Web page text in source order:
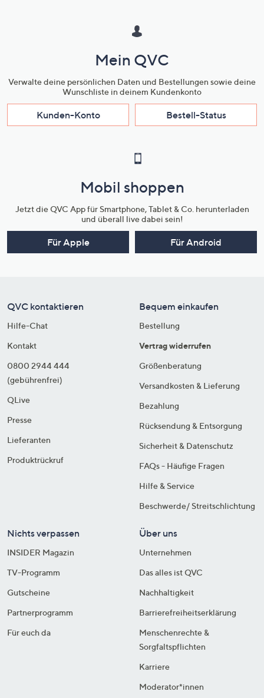
Mein QVC
Verwalte deine persönlichen Daten und Bestellungen sowie deine
Wunschliste in deinem Kundenkonto
Kunden-Konto Bestell-Status
Mobil shoppen
Jetzt die QVC App für Smartphone, Tablet & Co. herunterladen
und überall live dabei sein!
Für Apple Für Android
QVC kontaktieren
Hilfe-Chat
Kontakt
0800 2944 444
(gebührenfrei)
QLive
Presse
Lieferanten
Produktrückruf
Bequem einkaufen
Bestellung
Vertrag widerrufen
Größenberatung
Versandkosten & Lieferung
Bezahlung
Rücksendung & Entsorgung
Sicherheit & Datenschutz
FAQs - Häufige Fragen
Hilfe & Service
Beschwerde/ Streitschlichtung
Nichts verpassen
INSIDER Magazin
TV-Programm
Gutscheine
Partnerprogramm
Für euch da
Über uns
Unternehmen
Das alles ist QVC
Nachhaltigkeit
Barrierefreiheitserklärung
Menschenrechte &
Sorgfaltspflichten
Karriere
Moderator*innen